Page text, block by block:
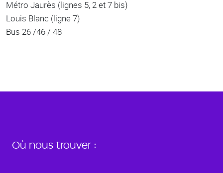
Métro Jaurès (lignes 5, 2 et 7 bis)
Louis Blanc (ligne 7)
Bus 26 /46 / 48
Où nous trouver :